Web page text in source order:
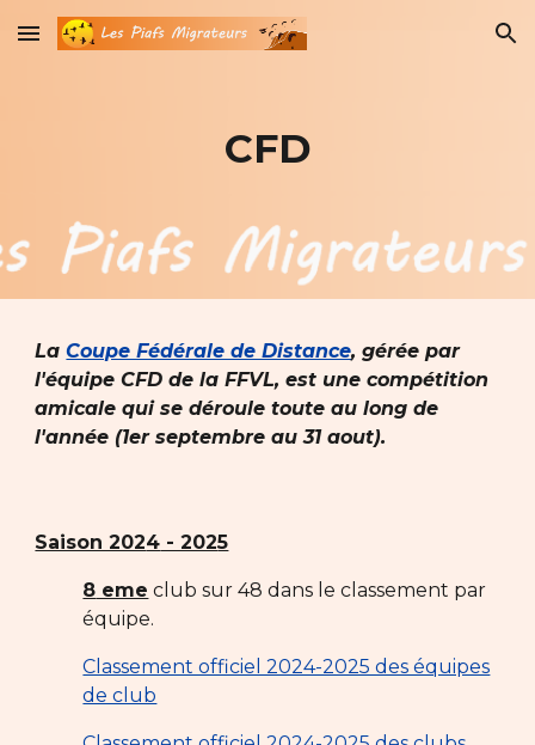
Skip to main content Skip to navigation
CFD
LaCoupe Fédérale de Distance, gérée par
l'équipe CFD de la FFVL, est une compétition
amicale qui se déroule toute au long de
l'année (1er septembre au 31 aout).
Saison 2024 - 2025
8 eme club sur 48 dans le classement par
équipe.
Classement officiel 2024-2025 des équipes
de club